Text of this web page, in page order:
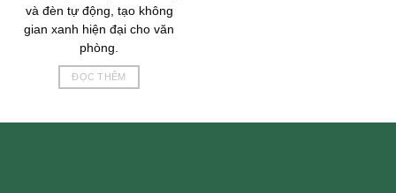
và đèn tự động, tạo không
gian xanh hiện đại cho văn
phòng.
ĐỌC THÊM